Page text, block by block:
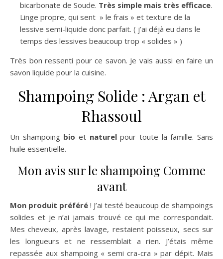
bicarbonate de Soude. Très simple mais très efficace.
Linge propre, qui sent » le frais » et texture de la
lessive semi-liquide donc parfait. ( j’ai déjà eu dans le
temps des lessives beaucoup trop « solides » )
Très bon ressenti pour ce savon. Je vais aussi en faire un
savon liquide pour la cuisine.
Shampoing Solide : Argan et
Rhassoul
Un shampoing bio et naturelpour toute la famille. Sans
huile essentielle.
Mon avis sur le shampoing Comme
avant
Mon produit préféré ! J’ai testé beaucoup de shampoings
solides et je n’ai jamais trouvé ce qui me correspondait.
Mes cheveux, après lavage, restaient poisseux, secs sur
les longueurs et ne ressemblait a rien. J’étais même
repassée aux shampoing « semi cra-cra » par dépit. Mais